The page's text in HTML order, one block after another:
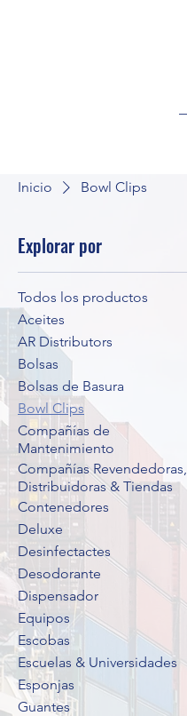
Inicio Bowl Clips
Explorar por
Todos los productos
Aceites
AR Distributors
Bolsas
Bolsas de Basura
Bowl Clips
Compañías de
Mantenimiento
Compañías Revendedoras,
Distribuidoras & Tiendas
Contenedores
Deluxe
Desinfectactes
Desodorante
Dispensador
Equipos
Escobas
Escuelas & Universidades
Esponjas
Guantes